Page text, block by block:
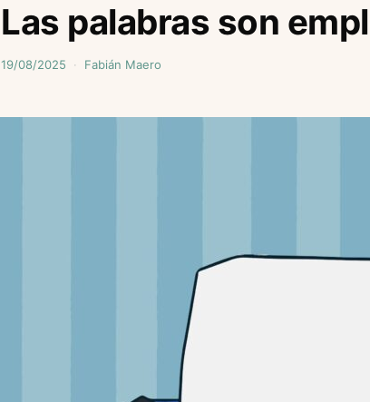
Las palabras son
19/08/2025 Fabián Maero